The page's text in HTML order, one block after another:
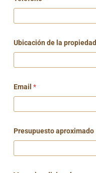
Ubicación de la propiedad
Email *
Presupuesto aproximado